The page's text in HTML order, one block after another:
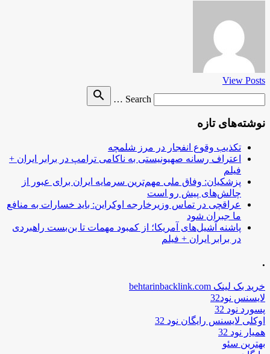
View Posts
Search …
search
نوشته‌های تازه
تکذیب وقوع انفجار در مرز شلمچه
اعتراف رسانه صهیونیستی به ناکامی ترامپ در برابر ایران +
فیلم
پزشکیان: وفاق ملی مهم‌ترین سرمایه ایران برای عبور از
چالش‌های پیش رو است
عراقچی در تماس وزیرخارجه اوکراین: باید خسارات به منافع
ما جبران شود
پاشنه آشیل‌های آمریکا؛ از کمبود مهمات تا بن‌بست راهبردی
در برابر ایران + فیلم
.
خرید بک لینک behtarinbacklink.com
لایسنس نود32
پسورد نود 32
اوکلی لایسنس رایگان نود 32
همیار نود 32
بهترین سئو